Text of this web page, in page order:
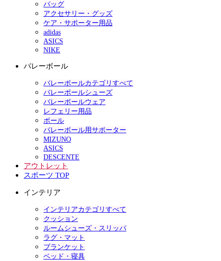
バッグ
アクセサリー・グッズ
ケア・サポーター用品
adidas
ASICS
NIKE
バレーボール
バレーボールカテゴリすべて
バレーボールシューズ
バレーボールウェア
レフェリー用品
ボール
バレーボール用サポーター
MIZUNO
ASICS
DESCENTE
アウトレット
スポーツ TOP
インテリア
インテリアカテゴリすべて
クッション
ルームシューズ・スリッパ
ラグ・マット
ブランケット
ベッド・寝具